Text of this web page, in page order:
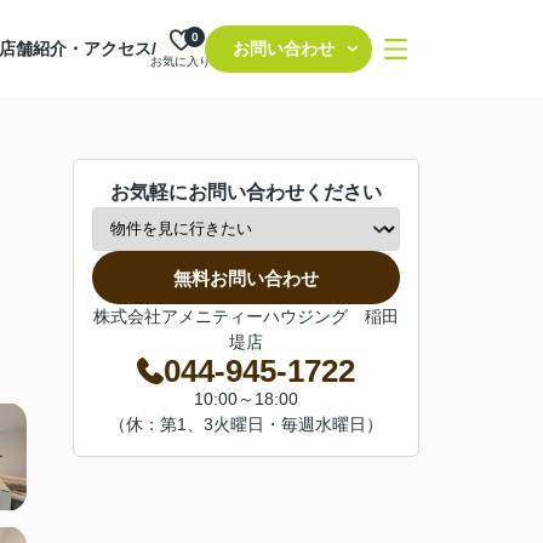
店舗紹介・アクセス/
お気に入り
0
お問い合わせ
お気軽にお問い合わせください
無料お問い合わせ
株式会社アメニティーハウジング 稲田
堤店
044-945-1722
10:00～18:00
（休：第1、3火曜日・毎週水曜日）